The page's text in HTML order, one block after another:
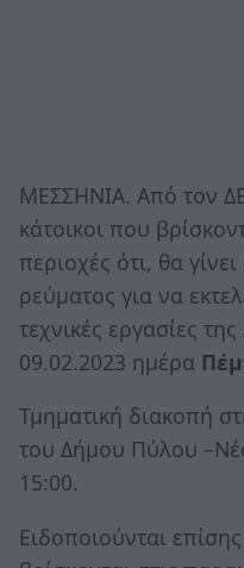
ΜΕΣΣΗΝΙΑ. Από τον
κάτοικοι που
περιοχές ότι, θα
ρεύματος για να
τεχνικές εργασίες
09.02.2023 ημέρα
Τμηματική διακοπή
του Δήμου Πύλου
15:00.
Ειδοποιούνται